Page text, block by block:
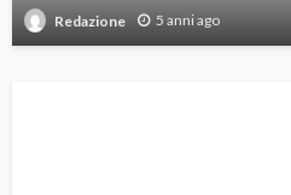
Redazione 5 anni ago